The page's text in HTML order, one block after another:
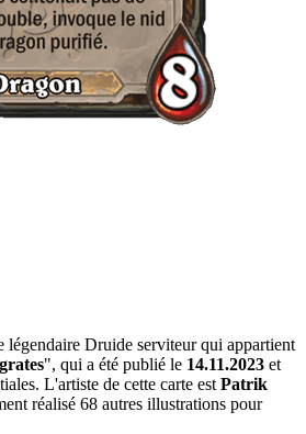
légendaire Druide serviteur qui appartient
", qui a été publié le 14.11.2023 et
L'artiste de cette carte est Patrik
réalisé 68 autres illustrations pour